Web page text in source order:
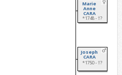
Marie
Anne
CARA
*1748 - †?
Joseph
CARA
*1750 - †?